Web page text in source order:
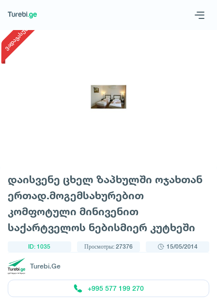
Запросить тур
ვადაგასული
დაისვენე ცხელ ზაპხულში ოჯახთან
ერთად.მოგემსახურებით
კომფოტული მინივენით
საქარტველოს ნებისმიერ კუტხეში
ID: 1035 Просмотры: 27376 15/05/2014
Turebi.Ge
+995 577 199 270